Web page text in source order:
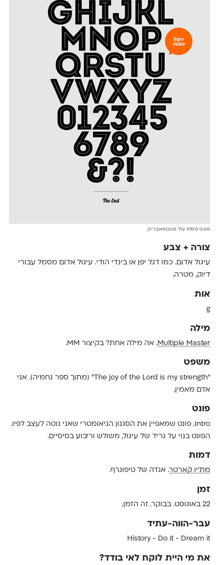
פונט Intro של פונטפאבריק
צורה + צבע
עיגול אדום. כמו דגל יפן או בינדי הודי. עיגול אדום מסמל עבורי
דיוק, מטרה.
אות
g
מילה
Multiple Master. אה מילה אחת? בקיצור MM.
משפט
"The joy of the Lord is my strength" (מתוך ספר נחמיה). אני
אדם מאמין.
פונט
Intro. פונט שמאפיין את הסגנון הגיאומטרי שאני נוטה לעצב לפיו.
הפונט בנוי על גריד של עיגול, משולש וריבוע בסיסיים.
דמות
מת׳יו קארטר. אגדה של טיפוגרף.
זמן
22 באוגוסט. בבוקר. זה הזמן.
עבר-הווה-עתיד
History - Do it - Dream it
את מי היית לוקח לאי בודד?